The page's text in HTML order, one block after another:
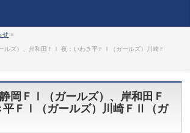
せ »
ルズ）、岸和田ＦⅠ 夜：いわき平ＦⅠ（ガールズ）川崎Ｆ
岡ＦⅠ（ガールズ）、岸和田Ｆ
平ＦⅠ（ガールズ）川崎ＦⅡ（ガ